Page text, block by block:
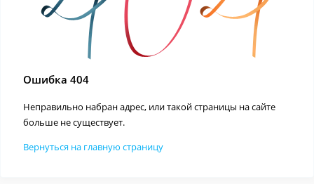
Ошибка 404
Неправильно набран адрес, или такой страницы на сайте
больше не существует.
Вернуться на главную страницу